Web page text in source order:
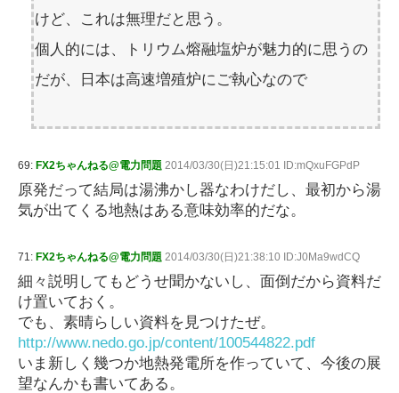
けど、これは無理だと思う。
個人的には、トリウム熔融塩炉が魅力的に思うの
だが、日本は高速増殖炉にご執心なので
69: FX2ちゃんねる@電力問題 2014/03/30(日)21:15:01 ID:mQxuFGPdP
原発だって結局は湯沸かし器なわけだし、最初から湯
気が出てくる地熱はある意味効率的だな。
71: FX2ちゃんねる@電力問題 2014/03/30(日)21:38:10 ID:J0Ma9wdCQ
細々説明してもどうせ聞かないし、面倒だから資料だ
け置いておく。
でも、素晴らしい資料を見つけたぜ。
http://www.nedo.go.jp/content/100544822.pdf
いま新しく幾つか地熱発電所を作っていて、今後の展
望なんかも書いてある。